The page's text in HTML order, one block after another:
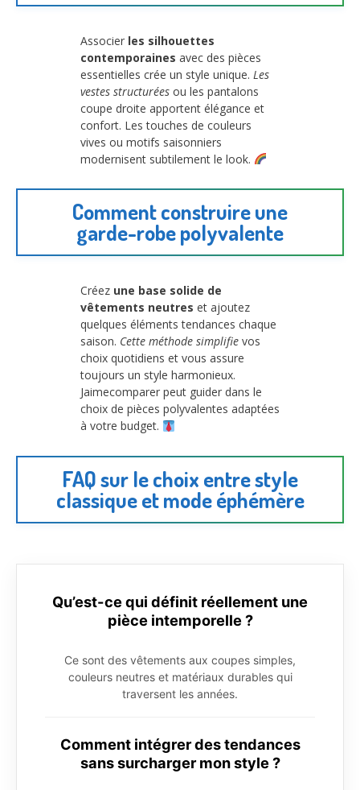
Associer les silhouettes
contemporaines avec des pièces
essentielles crée un style unique. Les
vestes structurées ou les pantalons
coupe droite apportent élégance et
confort. Les touches de couleurs
vives ou motifs saisonniers
modernisent subtilement le look.
Comment construire une
garde-robe polyvalente
Créez une base solide de
vêtements neutres et ajoutez
quelques éléments tendances chaque
saison. Cette méthode simplifie vos
choix quotidiens et vous assure
toujours un style harmonieux.
Jaimecomparer peut guider dans le
choix de pièces polyvalentes adaptées
à votre budget.
FAQ sur le choix entre style
classique et mode éphémère
Qu’est-ce qui définit réellement une
pièce intemporelle ?
Ce sont des vêtements aux coupes simples,
couleurs neutres et matériaux durables qui
traversent les années.
Comment intégrer des tendances
sans surcharger mon style ?